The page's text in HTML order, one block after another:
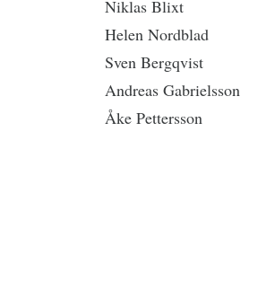
Niklas Blixt
Helen Nordblad
Sven Bergqvist
Andreas Gabrielsson
Åke Pettersson